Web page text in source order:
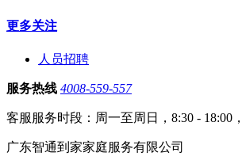
更多关注
人员招聘
服务热线 4008-559-557
客服服务时段：周一至周日，8:30 - 18:00
广东智通到家家庭服务有限公司